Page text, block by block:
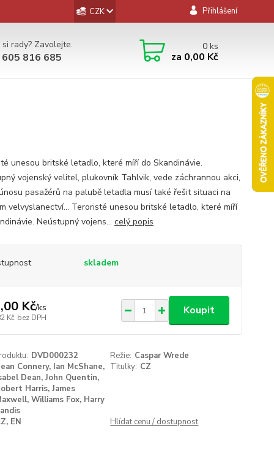
CZK Přihlášení
rady? Zavolejte.
816 685
0ks
za 0,00 Kč
unesou britské letadlo, které míří do Skandinávie.
vojenský velitel, plukovník Tahlvik, vede záchrannou akci,
pasažérů na palubě letadla musí také řešit situaci na
velvyslanectví... Teroristé unesou britské letadlo, které míří
Neústupný vojens... celý popis
skladem
Kč/ks
Kč bez DPH
Koupit
DVD000232 Režie: Caspar Wrede
Connery, Ian McShane,
Dean, John Quentin,
Harris, James
Williams Fox, Harry
Titulky: CZ
EN Hlídat cenu / dostupnost